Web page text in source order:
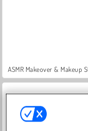
ASMR Makeover & Makeup